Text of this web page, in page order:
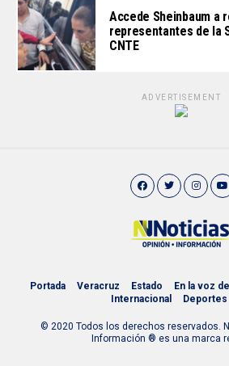
Accede Sheinbaum a
representantes de la
CNTE
ADVERTISEMENT
Portada Veracruz Estado En la voz
Internacional
Deportes
© 2020 Todos los derechos reservados.
Información ® es una marca